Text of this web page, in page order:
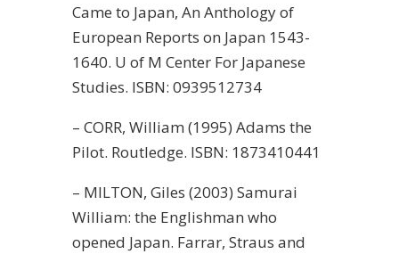
Came to Japan, An Anthology of
European Reports on Japan 1543-
1640. U of M Center For Japanese
Studies. ISBN: 0939512734
– CORR, William (1995) Adams the
Pilot. Routledge. ISBN: 1873410441
– MILTON, Giles (2003) Samurai
William: the Englishman who
opened Japan. Farrar, Straus and